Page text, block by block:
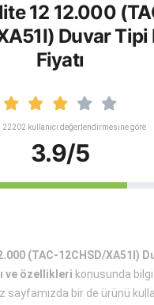
12 12.000
Duvar Tipi
Fiyatı
22202 kullanıcı değerlendirmesine göre
3.9/5
(TAC-12CHSD/XA51I)
ve özellikleri konusunda
sayfamızda bir de ürünü